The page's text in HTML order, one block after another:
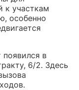
к участкам
особенно
в
6/2. Здесь